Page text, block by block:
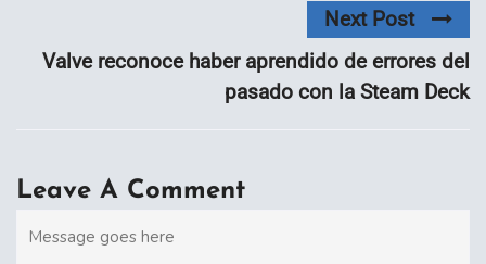
Next Post
Valve reconoce haber aprendido de errores del
pasado con la Steam Deck
Leave A Comment